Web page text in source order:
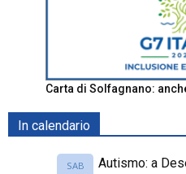
Carta di Solfagnano:
In calendario
SAB
Autismo: a